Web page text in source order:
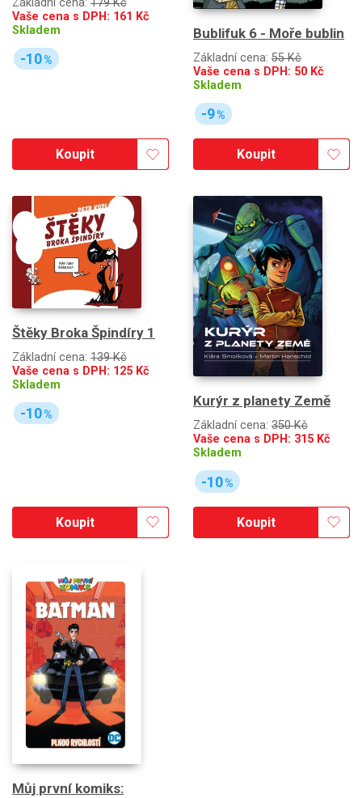
Vaše cena s DPH: 161 Kč
Skladem
-10%
Koupit
Bublifuk 6 - Moře bublin
Základní cena: 55 Kč
Vaše cena s DPH: 50 Kč
Skladem
-9%
Koupit
Štěky Broka Špindíry 1
Základní cena: 139 Kč
Vaše cena s DPH: 125 Kč
Skladem
-10%
Koupit
Kurýr z planety Země
Základní cena: 350 Kč
Vaše cena s DPH: 315 Kč
Skladem
-10%
Koupit
Můj první komiks: